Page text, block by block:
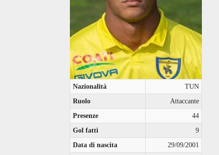
Nazionalità
TUN
Ruolo
Attaccante
Presenze
44
Gol fatti
9
Data di nascita
29/09/2001